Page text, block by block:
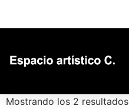
Mostrando los 2 resultados